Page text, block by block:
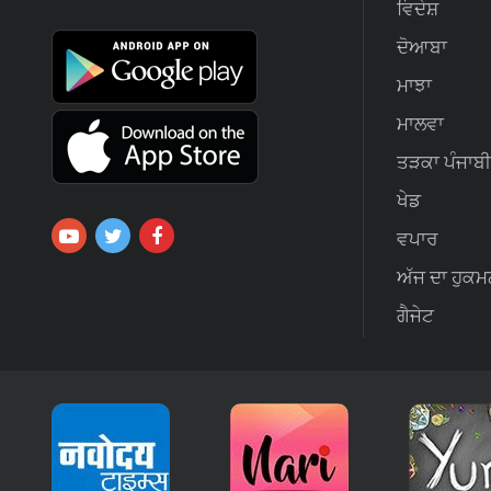
ਵਿਦੇਸ਼
ਦੋਆਬਾ
ਮਾਝਾ
ਮਾਲਵਾ
ਤੜਕਾ ਪੰਜਾਬੀ
ਖੇਡ
ਵਪਾਰ
ਅੱਜ ਦਾ
ਗੈਜੇਟ